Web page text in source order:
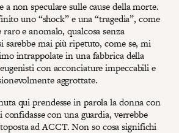
non speculare sulle cause della morte.
uno “shock” e una “tragedia”, come
e anomalo, qualcosa senza
sarebbe mai più ripetuto, come se, mi
intrappolate in una fabbrica della
con acconciature impeccabili e
aggrottate.
qui prendesse in parola la donna con
confidasse con una guardia, verrebbe
ad ACCT. Non so cosa significhi